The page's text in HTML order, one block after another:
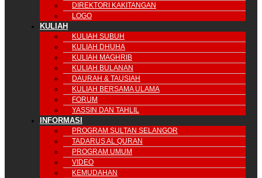
DIREKTORI KAKITANGAN
LOGO
KULIAH
KULIAH SUBUH
KULIAH DHUHA
KULIAH MAGHRIB
KULIAH BULANAN
DAURAH & TAUSIAH
KULIAH BERSAMA ULAMA
FORUM
YASSIN DAN TAHLIL
INFORMASI
PROGRAM SULTAN SELANGOR
TADARUS AL QURAN
PROGRAM UMUM
VIDEO
KEMUDAHAN